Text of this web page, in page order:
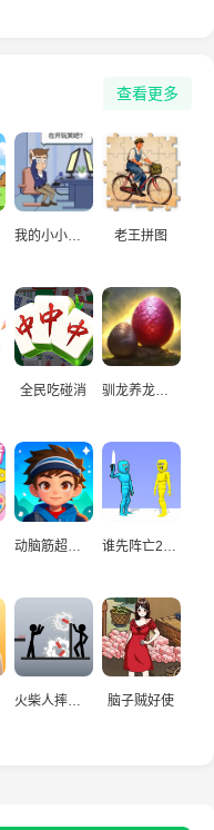
查看更多
我的小小人生 老王拼图
全民吃碰消 驯龙养龙孵化高手
火柴人摔炮仗 脑子贼好使